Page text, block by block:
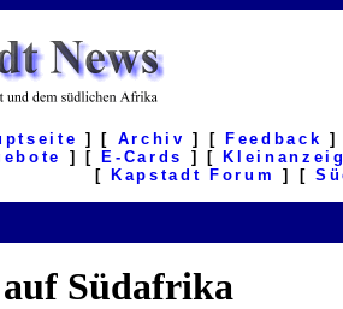
] [ Archiv ] [ Feedback ]
] [ E-Cards ] [
[
Kapstadt Forum ] [
auf Südafrika